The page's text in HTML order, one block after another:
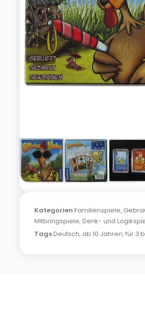
Kategorien Familienspiele,
Mitbringspiele, Denk- und
TagsDeutsch, ab 10 Jahren, für 3